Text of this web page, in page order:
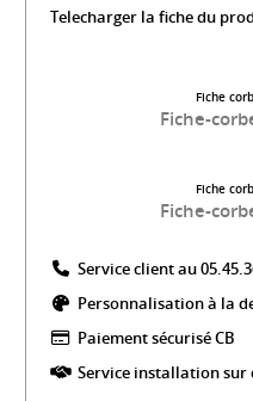
Telecharger la fiche du
Fiche
Fiche-
Fiche
Fiche-
Service client au
Personnalisation à la
Paiement sécurisé CB​
Service installation sur